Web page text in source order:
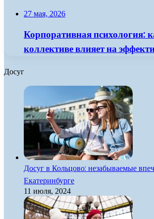
27 мая, 2026
Корпоративная психология:
коллективе влияет на
Досуг
Досуг в Кольцово: незабываемые
Екатеринбурге
11 июля, 2024